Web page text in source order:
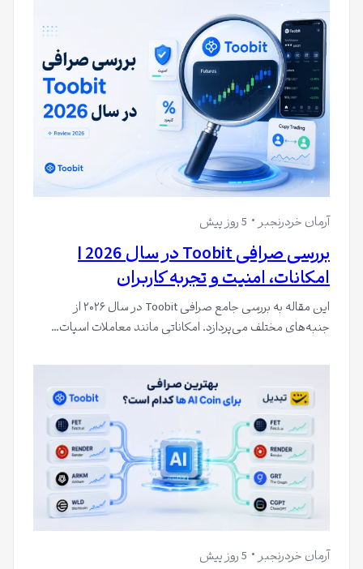
آرمان خردرنجبر 5 روز پیش
بررسی صرافی Toobit در سال 2026 |
امکانات، امنیت و تجربه کاربران
این مقاله به بررسی جامع صرافی Toobit در سال ۲۰۲۶ از
جنبه‌های مختلف می‌پردازد. امکاناتی مانند معاملات اسپات…
آرمان خردرنجبر 5 روز پیش